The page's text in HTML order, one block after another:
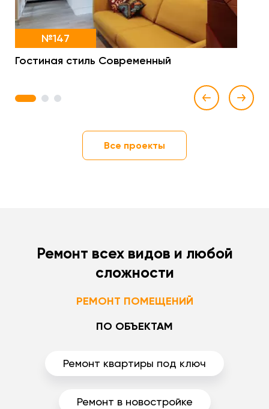
№147
Гостиная стиль Современный
1 2 3
Все проекты
Ремонт всех видов и любой
сложности
РЕМОНТ ПОМЕЩЕНИЙ
ПО ОБЪЕКТАМ
Ремонт квартиры под ключ
Ремонт в новостройке